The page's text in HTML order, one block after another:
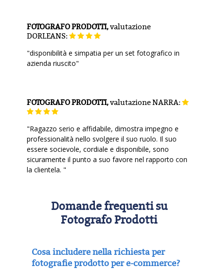
FOTOGRAFO PRODOTTI,valutazione
DORLEANS:
"disponibilità e simpatia per un set fotografico in
azienda riuscito"
FOTOGRAFO PRODOTTI,valutazioneNARRA:
"Ragazzo serio e affidabile, dimostra impegno e
professionalità nello svolgere il suo ruolo. Il suo
essere socievole, cordiale e disponibile, sono
sicuramente il punto a suo favore nel rapporto con
la clientela. "
Domande frequenti su
Fotografo Prodotti
Cosa includere nella richiesta per
fotografie prodotto per e-commerce?